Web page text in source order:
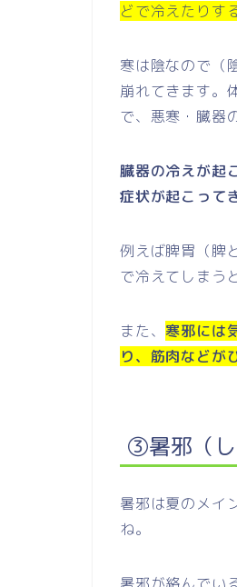
どで冷えたりす
寒は陰なので（
崩れてきます。
で、悪寒・臓器
臓器の冷えが起
症状が起こって
例えば脾胃（脾
で冷えてしまう
また、 寒邪には
り、筋肉などが
③暑邪（し
暑邪は夏のメイ
ね。
暑邪が絡んでい